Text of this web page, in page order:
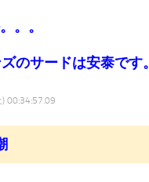
。。
のサードは安泰です。
00:34:57.09